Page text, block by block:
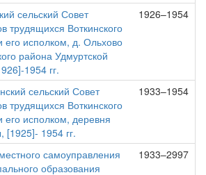
сельский Совет
трудящихся Воткинского
его исполком, д. Ольхово
района Удмуртской
1954 гг.
1926–1954
сельский Совет
трудящихся Воткинского
его исполком, деревня
[1925]- 1954 гг.
1933–1954
самоуправления
образования
1933–2997